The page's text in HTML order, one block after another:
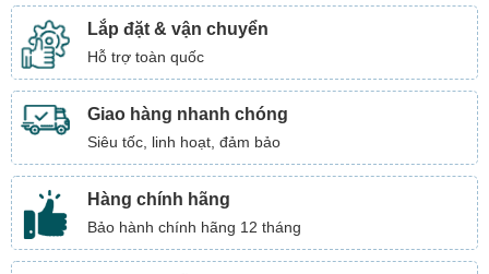
Lắp đặt & vận chuyển
Hỗ trợ toàn quốc
Giao hàng nhanh chóng
Siêu tốc, linh hoạt, đảm bảo
Hàng chính hãng
Bảo hành chính hãng 12 tháng